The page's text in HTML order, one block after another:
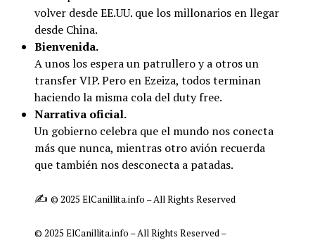
volver desde EE.UU. que los millonarios en llegar
desde China.
Bienvenida.
A unos los espera un patrullero y a otros un
transfer VIP. Pero en Ezeiza, todos terminan
haciendo la misma cola del duty free.
Narrativa oficial.
Un gobierno celebra que el mundo nos conecta
más que nunca, mientras otro avión recuerda
que también nos desconecta a patadas.
✍️ © 2025 ElCanillita.info – All Rights Reserved
© 2025 ElCanillita.info – All Rights Reserved –